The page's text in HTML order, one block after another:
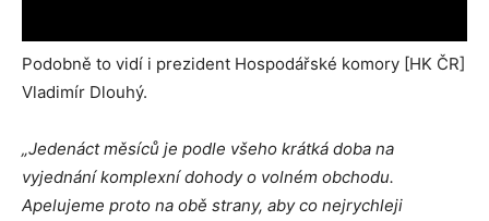
Podobně to vidí i prezident Hospodářské komory [HK ČR]
Vladimír Dlouhý.
„Jedenáct měsíců je podle všeho krátká doba na
vyjednání komplexní dohody o volném obchodu.
Apelujeme proto na obě strany, aby co nejrychleji